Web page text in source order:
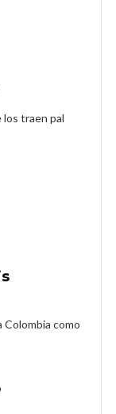
los traen pal
como